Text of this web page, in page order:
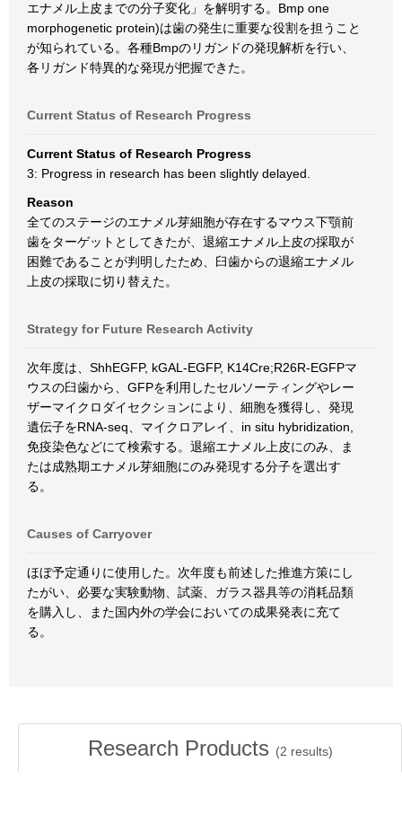
エナメル上皮までの分子変化」を解明する。Bmp one
morphogenetic protein)は歯の発生に重要な役割を担うこと
が知られている。各種Bmpのリガンドの発現解析を行い、
各リガンド特異的な発現が把握できた。
Current Status of Research Progress
Current Status of Research Progress
3: Progress in research has been slightly delayed.
Reason
全てのステージのエナメル芽細胞が存在するマウス下顎前
歯をターゲットとしてきたが、退縮エナメル上皮の採取が
困難であることが判明したため、臼歯からの退縮エナメル
上皮の採取に切り替えた。
Strategy for Future Research Activity
次年度は、ShhEGFP, kGAL-EGFP, K14Cre;R26R-EGFPマ
ウスの臼歯から、GFPを利用したセルソーティングやレー
ザーマイクロダイセクションにより、細胞を獲得し、発現
遺伝子をRNA-seq、マイクロアレイ、in situ hybridization,
免疫染色などにて検索する。退縮エナメル上皮にのみ、ま
たは成熟期エナメル芽細胞にのみ発現する分子を選出す
る。
Causes of Carryover
ほぼ予定通りに使用した。次年度も前述した推進方策にし
たがい、必要な実験動物、試薬、ガラス器具等の消耗品類
を購入し、また国内外の学会においての成果発表に充て
る。
Research Products (2 results)